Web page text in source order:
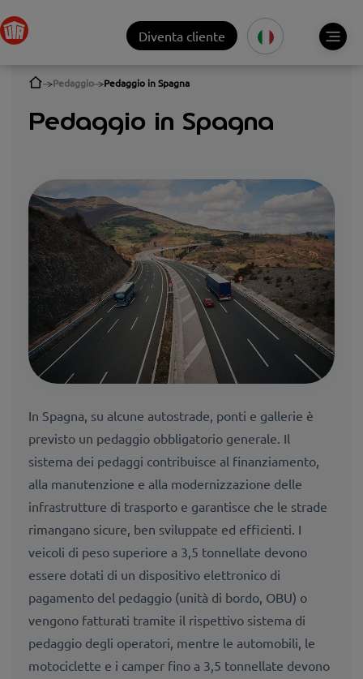
Diventa cliente
Pedaggio Pedaggio in Spagna
Pedaggio in Spagna
In Spagna, su alcune autostrade, ponti e gallerie è
previsto un pedaggio obbligatorio generale. Il
sistema dei pedaggi contribuisce al finanziamento,
alla manutenzione e alla modernizzazione delle
infrastrutture di trasporto e garantisce che le strade
rimangano sicure, ben sviluppate ed efficienti. I
veicoli di peso superiore a 3,5 tonnellate devono
essere dotati di un dispositivo elettronico di
pagamento del pedaggio (unità di bordo, OBU) o
vengono fatturati tramite il rispettivo sistema di
pedaggio degli operatori, mentre le automobili, le
motociclette e i camper fino a 3,5 tonnellate devono